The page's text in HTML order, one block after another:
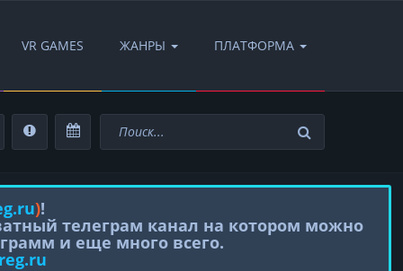
VR GAMES ЖАНРЫ ПЛАТФОРМА
)!
телеграм канал на котором можно
и еще много всего.